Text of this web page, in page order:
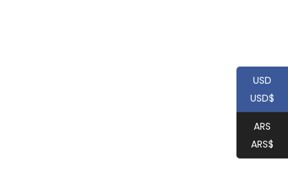
USD
USD$
ARS
ARS$